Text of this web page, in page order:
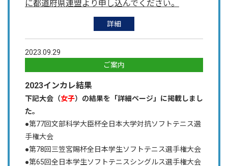
に都道府県連盟より申し込んでください。
詳細
2023.09.29
ご案内
2023インカレ結果
下記大会（女子）の結果を「詳細ページ」に掲載しまし
た。
●第77回文部科学大臣杯全日本大学対抗ソフトテニス選
手権大会
●第78回三笠宮賜杯全日本学生ソフトテニス選手権大会
●第65回全日本学生ソフトテニスシングルス選手権大会